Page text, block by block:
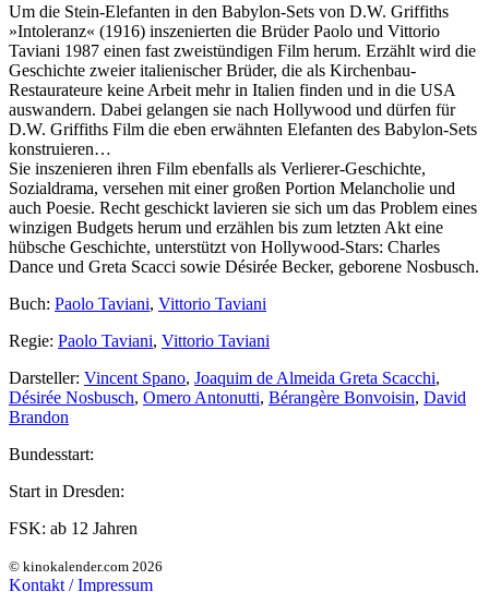
Um die Stein-Elefanten in den Babylon-Sets von D.W. Griffiths
»Intoleranz« (1916) inszenierten die Brüder Paolo und Vittorio
Taviani 1987 einen fast zweistündigen Film herum. Erzählt wird die
Geschichte zweier italienischer Brüder, die als Kirchenbau-
Restaurateure keine Arbeit mehr in Italien finden und in die USA
auswandern. Dabei gelangen sie nach Hollywood und dürfen für
D.W. Griffiths Film die eben erwähnten Elefanten des Babylon-Sets
konstruieren…
Sie inszenieren ihren Film ebenfalls als Verlierer-Geschichte,
Sozialdrama, versehen mit einer großen Portion Melancholie und
auch Poesie. Recht geschickt lavieren sie sich um das Problem eines
winzigen Budgets herum und erzählen bis zum letzten Akt eine
hübsche Geschichte, unterstützt von Hollywood-Stars: Charles
Dance und Greta Scacci sowie Désirée Becker, geborene Nosbusch.
Buch: Paolo Taviani, Vittorio Taviani
Regie: Paolo Taviani, Vittorio Taviani
Darsteller: Vincent Spano, Joaquim de Almeida Greta Scacchi,
Désirée Nosbusch, Omero Antonutti, Bérangère Bonvoisin, David
Brandon
Bundesstart:
Start in Dresden:
FSK: ab 12 Jahren
© kinokalender.com 2026
Kontakt / Impressum